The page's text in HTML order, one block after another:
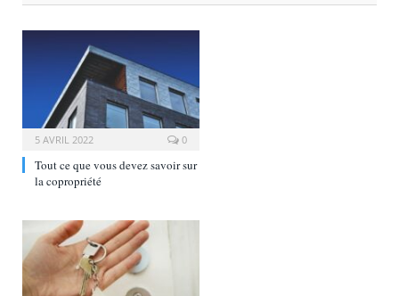
5 AVRIL 2022 0
Tout ce que vous devez savoir sur
la copropriété